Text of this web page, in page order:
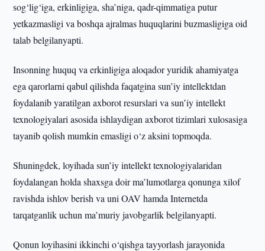
sog‘lig‘iga, erkinligiga, sha’niga, qadr-qimmatiga putur
yetkazmasligi va boshqa ajralmas huquqlarini buzmasligiga oid
talab belgilanyapti.
Insonning huquq va erkinligiga aloqador yuridik ahamiyatga
ega qarorlarni qabul qilishda faqatgina sun’iy intellektdan
foydalanib yaratilgan axborot resurslari va sun’iy intellekt
texnologiyalari asosida ishlaydigan axborot tizimlari xulosasiga
tayanib qolish mumkin emasligi o‘z aksini topmoqda.
Shuningdek, loyihada sun’iy intellekt texnologiyalaridan
foydalangan holda shaxsga doir ma’lumotlarga qonunga xilof
ravishda ishlov berish va uni OAV hamda Internetda
tarqatganlik uchun ma’muriy javobgarlik belgilanyapti.
Qonun loyihasini ikkinchi o‘qishga tayyorlash jarayonida